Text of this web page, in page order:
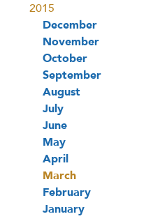
2015
December
November
October
September
August
July
June
May
April
March
February
January